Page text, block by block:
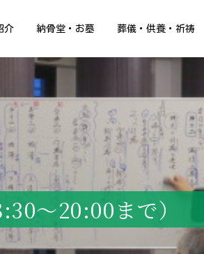
介 納骨堂・お墓 葬儀・供養・祈祷
〜20:00まで）